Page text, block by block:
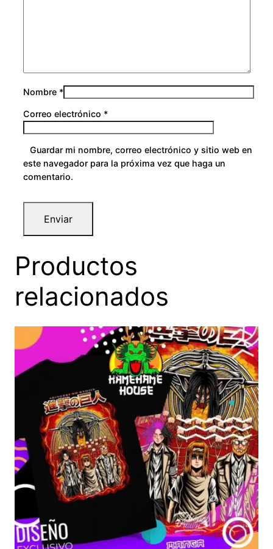
Nombre *
Correo electrónico *
Guardar mi nombre, correo electrónico y sitio web en
este navegador para la próxima vez que haga un
comentario.
Productos
relacionados